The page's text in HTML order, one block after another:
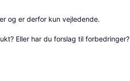
og er derfor kun vejledende.
Eller har du forslag til forbedringer?